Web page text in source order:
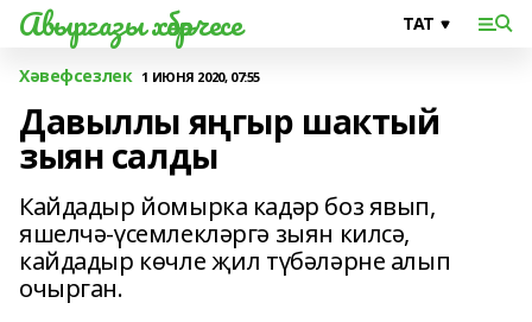
Авыргазы хәбәрчесе
Хәвефсезлек 1 ИЮНЯ 2020, 07:55
Давыллы яңгыр шактый
зыян салды
Кайдадыр йомырка кадәр боз явып,
яшелчә-үсемлекләргә зыян килсә,
кайдадыр көчле җил түбәләрне алып
очырган.